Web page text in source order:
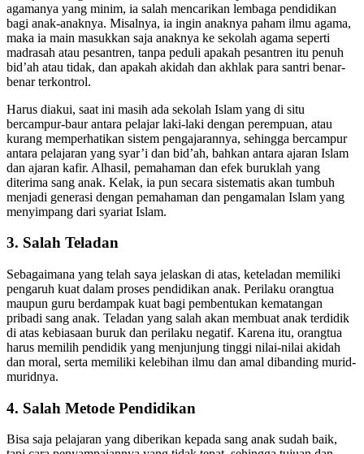
Bisa jadi orangtua sudah benar dalam niat, tapi karena ilmu
agamanya yang minim, ia salah mencarikan lembaga pendidikan
bagi anak-anaknya. Misalnya, ia ingin anaknya paham ilmu agama,
maka ia main masukkan saja anaknya ke sekolah agama seperti
madrasah atau pesantren, tanpa peduli apakah pesantren itu penuh
bid’ah atau tidak, dan apakah akidah dan akhlak para santri benar-
Harus diakui, saat ini masih ada sekolah Islam yang di situ
bercampur-baur antara pelajar laki-laki dengan perempuan, atau
kurang memperhatikan sistem pengajarannya, sehingga bercampur
antara pelajaran yang syar’i dan bid’ah, bahkan antara ajaran Islam
dan ajaran kafir. Alhasil, pemahaman dan efek buruklah yang
diterima sang anak. Kelak, ia pun secara sistematis akan tumbuh
menjadi generasi dengan pemahaman dan pengamalan Islam yang
Sebagaimana yang telah saya jelaskan di atas, keteladan memiliki
pengaruh kuat dalam proses pendidikan anak. Perilaku orangtua
maupun guru berdampak kuat bagi pembentukan kematangan
pribadi sang anak. Teladan yang salah akan membuat anak terdidik
di atas kebiasaan buruk dan perilaku negatif. Karena itu, orangtua
harus memilih pendidik yang menjunjung tinggi nilai-nilai akidah
dan moral, serta memiliki kelebihan ilmu dan amal dibanding murid-